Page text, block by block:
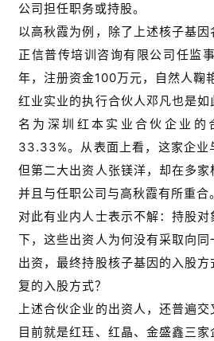
公司担任职务或持股。
以高秋霞为例，除了上述核子基因
正信普传培训咨询有限公司任监
年，注册资金100万元，自然人鞠
红业实业的执行合伙人邓凡也是如
名为深圳红本实业合伙企业的
33.33%。从表面上看，这家企业
但第二大出资人张镁洋，却在多家
并且与任职公司与高秋霞有所重合。
对此有业内人士表示不解：持股
下，这些出资人为何没有采取向同
出资，最终持股核子基因的入股
复的入股方式？
上述合伙企业的出资人，还普遍交
目前就是红珏、红晶、金盛鑫三